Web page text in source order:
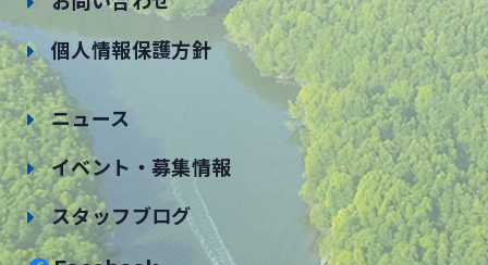
個人情報保護方針
ニュース
イベント・募集情報
スタッフブログ